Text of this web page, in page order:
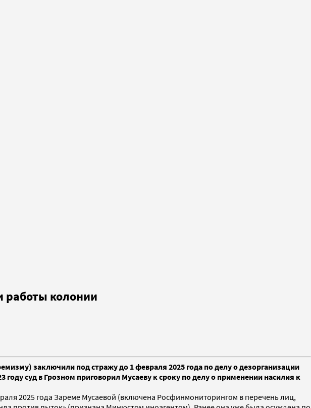
работы колонии
заключили под стражу до 1 февраля 2025 года по делу о дезорганизации
суд в Грозном приговорил Мусаеву к сроку по делу о применении насилия к
2025 года Зареме Мусаевой (включена Росфинмониторингом в перечень лиц,